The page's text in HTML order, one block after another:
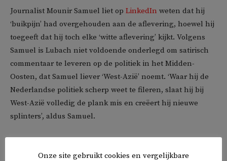
Journalist Mounir Samuel liet op LinkedIn weten dat hij
‘buikpijn’ had overgehouden aan de aflevering, hoewel hij
toegeeft dat hij toch elke ‘witte aflevering’ kijkt. Volgens
Samuel is Lubach niet voldoende onderlegd om satirisch
commentaar te leveren op de politiek in het Midden-
Oosten, dat Samuel liever ‘West-Azië’ noemt. ‘Waar hij de
Nederlandse politiek scherp weet te fileren, slaat hij bij
West-Azië volledig de plank mis en creëert hij nieuwe
splinters’, aldus Samuel.
achterlijken, wat volgens hem tekenend is voor racisme in
Onze site gebruikt cookies en vergelijkbare